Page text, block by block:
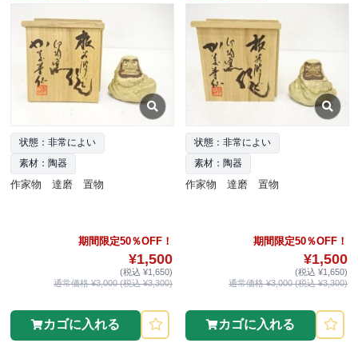
状態：非常によい
素材：陶器
作家物 達磨 置物
期間限定50％OFF！
¥1,500
(税込 ¥1,650)
通常価格 ¥3,000 (税込 ¥3,300)
カゴに入れる
状態：非常によい
素材：陶器
作家物 達磨 置物
期間限定50％OFF！
¥1,500
(税込 ¥1,650)
通常価格 ¥3,000 (税込 ¥3,300)
カゴに入れる